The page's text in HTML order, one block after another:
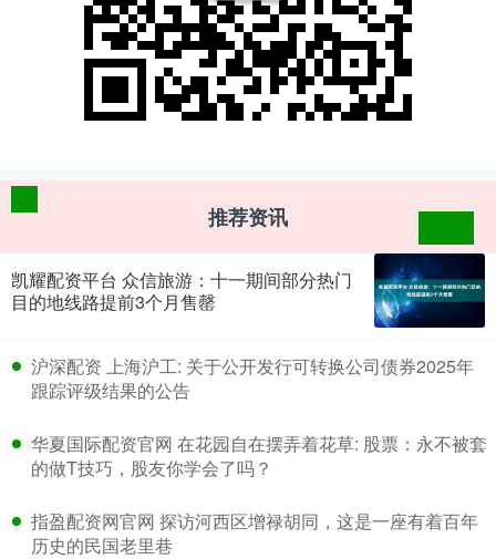
推荐资讯
凯耀配资平台 众信旅游：十一期间部分热门
目的地线路提前3个月售罄
​沪深配资 上海沪工: 关于公开发行可转换公司债券2025年
跟踪评级结果的公告
​华夏国际配资官网 在花园自在摆弄着花草: 股票：永不被套
的做T技巧，股友你学会了吗？
​指盈配资网官网 探访河西区增禄胡同，这是一座有着百年
历史的民国老里巷